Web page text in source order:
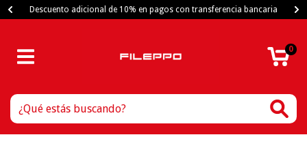
Descuento adicional de 10% en pagos con transferencia bancaria
0